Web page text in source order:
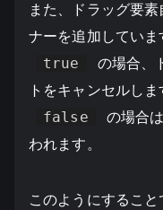
また、ドラッグ要
ナーを追加していま
true
の場合、
トをキャンセルしま
false
の場合
われます。
このようにするこ